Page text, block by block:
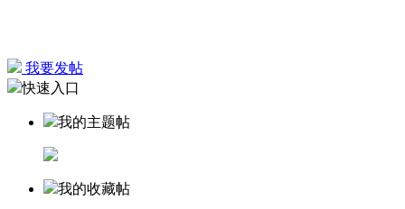
我要发帖
快速入口
我的主题帖
我的收藏帖